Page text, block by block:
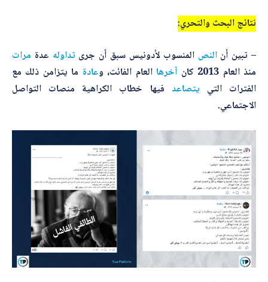
نتائج البحث والتحري:
– تبين أنالنص المنسوب لأدونيس سبق أن جرى تداوله عدة مرات
منذ العام 2013 كان
آخرها العام الفائت، وعادة ما يتزامن ذلك مع
الفترات التي يتصاعد فيها خطاب الكراهية منصات التواصل
الاجتماعي.